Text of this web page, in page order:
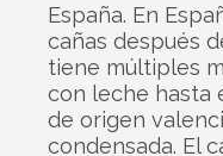
España. En
cañas después
tiene múltiples
con leche hasta
de origen
condensada. El